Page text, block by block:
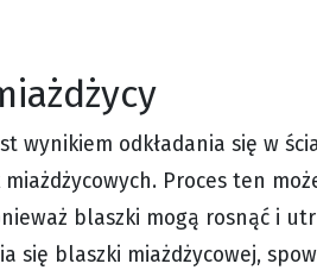
wynikiem odkładania się w
Proces ten
blaszki mogą rosnąć i
się blaszki miażdżycowej,